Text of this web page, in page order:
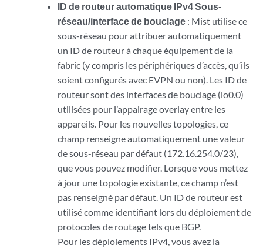
ID de routeur automatique IPv4 Sous-
réseau/interface de bouclage : Mist utilise ce
sous-réseau pour attribuer automatiquement
un ID de routeur à chaque équipement de la
fabric (y compris les périphériques d’accès, qu’ils
soient configurés avec EVPN ou non). Les ID de
routeur sont des interfaces de bouclage (lo0.0)
utilisées pour l’appairage overlay entre les
appareils. Pour les nouvelles topologies, ce
champ renseigne automatiquement une valeur
de sous-réseau par défaut (172.16.254.0/23),
que vous pouvez modifier. Lorsque vous mettez
à jour une topologie existante, ce champ n’est
pas renseigné par défaut. Un ID de routeur est
utilisé comme identifiant lors du déploiement de
protocoles de routage tels que BGP.
Pour les déploiements IPv4, vous avez la